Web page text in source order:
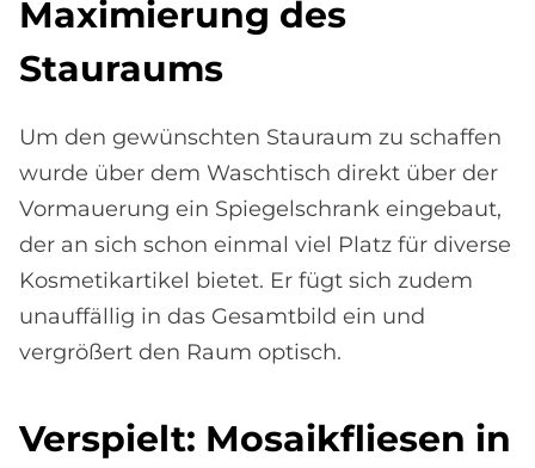
Ma­xi­mie­rung des
Stau­raums
Um den gewünschten Stauraum zu schaffen
wurde über dem Waschtisch direkt über der
Vormauerung ein Spiegelschrank eingebaut,
der an sich schon einmal viel Platz für diverse
Kosmetikartikel bietet. Er fügt sich zudem
unauffällig in das Gesamtbild ein und
vergrößert den Raum optisch.
Ver­spielt: Mo­sa­ik­flie­sen in